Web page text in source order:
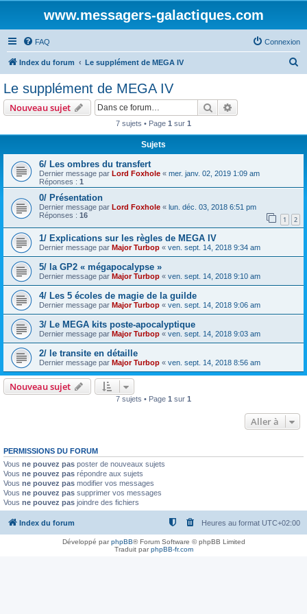
www.messagers-galactiques.com
FAQ Connexion
Index du forum Le supplément de MEGA IV
Le supplément de MEGA IV
Nouveau sujet Rechercher
7 sujets • Page 1 sur 1
Sujets
6/ Les ombres du transfert
Dernier message par Lord Foxhole « mer. janv. 02, 2019 1:09 am
Réponses : 1
0/ Présentation
Dernier message par Lord Foxhole « lun. déc. 03, 2018 6:51 pm
Réponses : 16 1 2
1/ Explications sur les règles de MEGA IV
Dernier message par Major Turbop « ven. sept. 14, 2018 9:34 am
5/ la GP2 « mégapocalypse »
Dernier message par Major Turbop « ven. sept. 14, 2018 9:10 am
4/ Les 5 écoles de magie de la guilde
Dernier message par Major Turbop « ven. sept. 14, 2018 9:06 am
3/ Le MEGA kits poste-apocalyptique
Dernier message par Major Turbop « ven. sept. 14, 2018 9:03 am
2/ le transite en détaille
Dernier message par Major Turbop « ven. sept. 14, 2018 8:56 am
Nouveau sujet
7 sujets • Page 1 sur 1
Aller à
PERMISSIONS DU FORUM
Vous ne pouvez pas poster de nouveaux sujets
Vous ne pouvez pas répondre aux sujets
Vous ne pouvez pas modifier vos messages
Vous ne pouvez pas supprimer vos messages
Vous ne pouvez pas joindre des fichiers
Index du forum Heures au format UTC+02:00
Développé parphpBB® Forum Software © phpBB Limited
Traduit parphpBB-fr.com